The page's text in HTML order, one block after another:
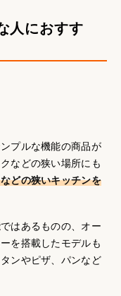
人におすす
プルな機能の商品が
などの狭い場所にも
どの狭いキッチンを
はあるものの、オー
を搭載したモデルも
ンやピザ、パンなど